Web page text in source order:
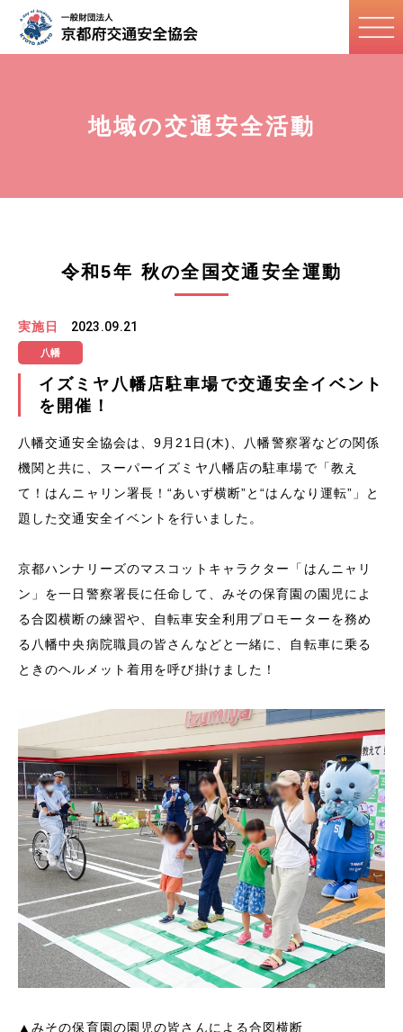
地域の交通安全活動
令和5年 秋の全国交通安全運動
実施日 2023.09.21
八幡
イズミヤ八幡店駐車場で交通安全イベント
を開催！
八幡交通安全協会は、9月21日(木)、八幡警察署などの関係
機関と共に、スーパーイズミヤ八幡店の駐車場で「教え
て！はんニャリン署長！“あいず横断”と“はんなり運転”」と
題した交通安全イベントを行いました。
京都ハンナリーズのマスコットキャラクター「はんニャリ
ン」を一日警察署長に任命して、みその保育園の園児によ
る合図横断の練習や、自転車安全利用プロモーターを務め
る八幡中央病院職員の皆さんなどと一緒に、自転車に乗る
ときのヘルメット着用を呼び掛けました！
▲みその保育園の園児の皆さんによる合図横断